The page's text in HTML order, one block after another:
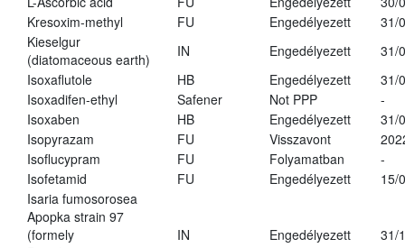
Kresoxim-methyl
FU Engedélyezett
31/
Kieselgur
(diatomaceous earth)
IN Engedélyezett
31/
Isoxaflutole
HB Engedélyezett
31/
Isoxadifen-ethyl
Safener Not PPP
-
Isoxaben
HB Engedélyezett
31/
Isopyrazam
FU Visszavont
Isoflucypram
FU Folyamatban
-
Isofetamid
FU Engedélyezett
15/
Isaria fumosorosea
Apopka strain 97
(formely
IN Engedélyezett 31/